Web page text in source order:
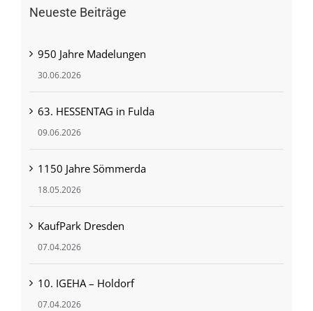
Neueste Beiträge
950 Jahre Madelungen
30.06.2026
63. HESSENTAG in Fulda
09.06.2026
1150 Jahre Sömmerda
18.05.2026
KaufPark Dresden
07.04.2026
10. IGEHA – Holdorf
07.04.2026